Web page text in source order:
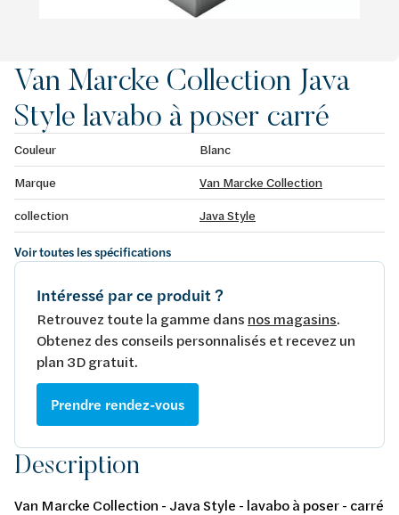
Van Marcke Collection Java
Style lavabo à poser carré
Couleur
Blanc
Marque
Van Marcke Collection
collection
Java Style
Voir toutes les spécifications
Intéressé par ce produit ?
Retrouvez toute la gamme dans nos magasins.
Obtenez des conseils personnalisés et recevez un
plan 3D gratuit.
Prendre rendez-vous
Description
Van Marcke Collection - Java Style - lavabo à poser - carré